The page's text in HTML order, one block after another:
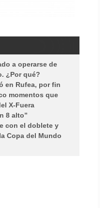
a operarse de
¿Por qué?
en Rufea, por fin
momentos que
X-Fuera
8 alto”
con el doblete y
Copa del Mundo